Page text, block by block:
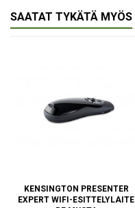
SAATAT TYKÄTÄ MYÖS
KENSINGTON PRESENTER
EXPERT WIFI-ESITTELYLAITE